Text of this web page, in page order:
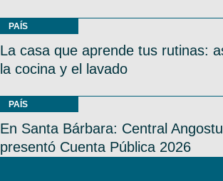
PAÍS
La casa que aprende tus rutinas:
la cocina y el lavado
PAÍS
En Santa Bárbara: Central
presentó Cuenta Pública 2026